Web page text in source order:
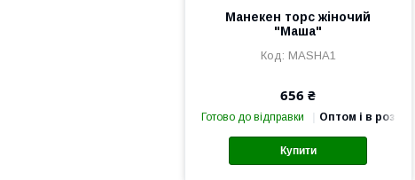
Манекен торс жіночий
"Маша"
MASHA1
656 ₴
Готово до відправки Оптом і в роздріб
Купити